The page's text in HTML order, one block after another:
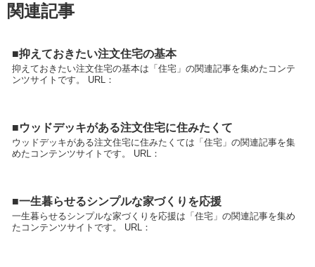
関連記事
■抑えておきたい注文住宅の基本
抑えておきたい注文住宅の基本は「住宅」の関連記事を集めたコンテ
ンツサイトです。 URL：
■ウッドデッキがある注文住宅に住みたくて
ウッドデッキがある注文住宅に住みたくては「住宅」の関連記事を集
めたコンテンツサイトです。 URL：
■一生暮らせるシンプルな家づくりを応援
一生暮らせるシンプルな家づくりを応援は「住宅」の関連記事を集め
たコンテンツサイトです。 URL：